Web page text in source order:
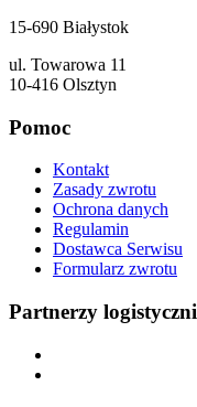
15-690 Białystok
ul. Towarowa 11
10-416 Olsztyn
Pomoc
Kontakt
Zasady zwrotu
Ochrona danych
Regulamin
Dostawca Serwisu
Formularz zwrotu
Partnerzy logistyczni